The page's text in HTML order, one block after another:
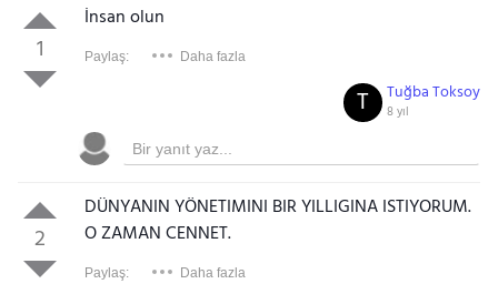
1
İnsan olun
Paylaş: Daha fazla
Tuğba Toksoy
8 yıl
T
2
DÜNYANIN YÖNETIMINI BIR YILLIGINA ISTIYORUM.
O ZAMAN CENNET.
Paylaş: Daha fazla